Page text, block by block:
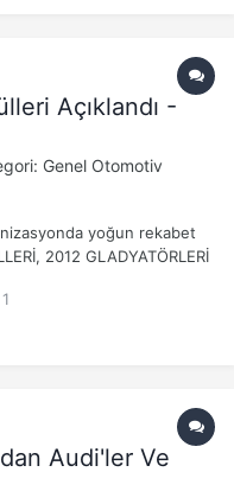
Açıklandı -
Genel Otomotiv
yoğun rekabet
2012 GLADYATÖRLERİ
Derneği'nin
ödü...
1
Audi'ler Ve